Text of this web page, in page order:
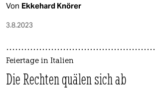
Von Ekkehard Knörer
3.8.2023
Feiertage in Italien
Die Rechten quälen sich ab